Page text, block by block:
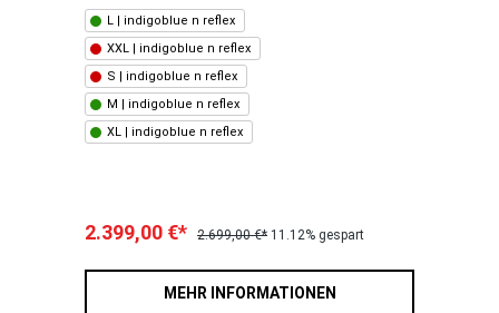
L | indigoblue n reflex
XXL | indigoblue n reflex
S | indigoblue n reflex
M | indigoblue n reflex
XL | indigoblue n reflex
2.399,00 €* 2.699,00 €* 11.12% gespart
MEHR INFORMATIONEN